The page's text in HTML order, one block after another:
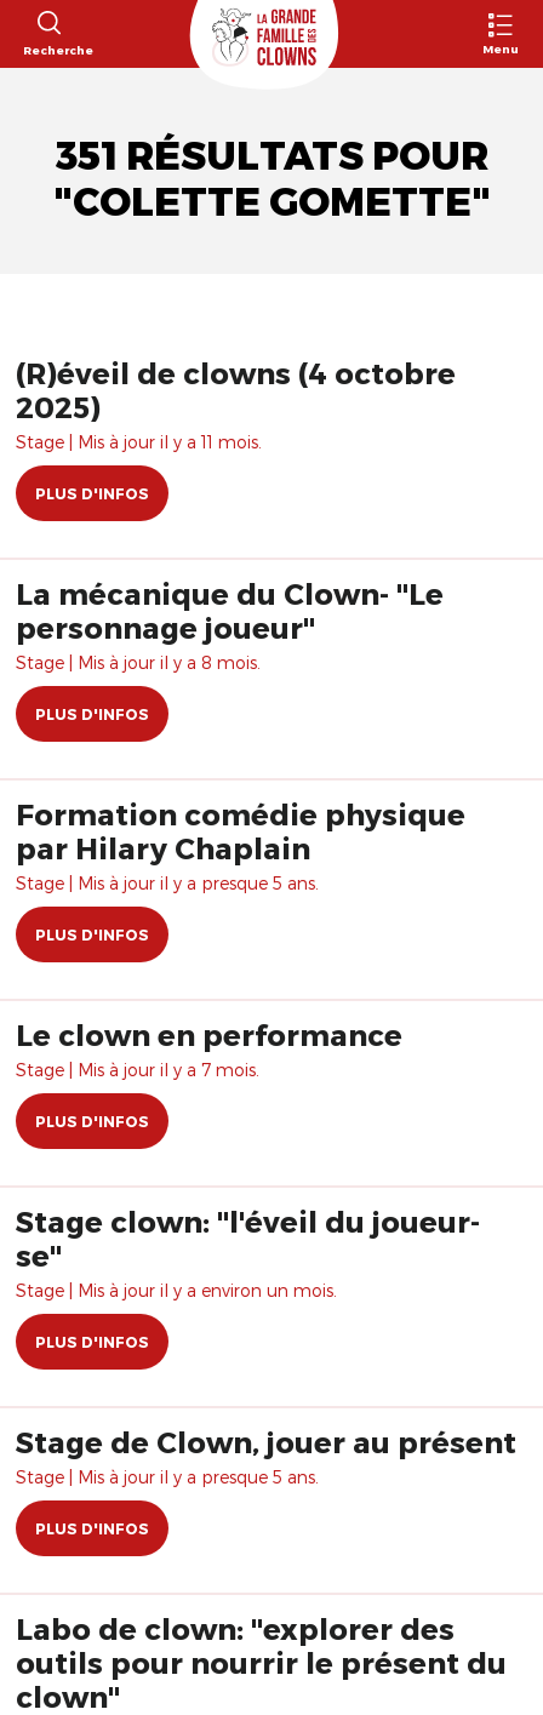
Recherche Menu
351 RÉSULTATS POUR
"COLETTE GOMETTE"
(R)éveil de clowns (4 octobre
2025)
Stage | Mis à jour il y a 11 mois.
PLUS D'INFOS
La mécanique du Clown- "Le
personnage joueur"
Stage | Mis à jour il y a 8 mois.
PLUS D'INFOS
Formation comédie physique
par Hilary Chaplain
Stage | Mis à jour il y a presque 5 ans.
PLUS D'INFOS
Le clown en performance
Stage | Mis à jour il y a 7 mois.
PLUS D'INFOS
Stage clown: "l'éveil du joueur-
se"
Stage | Mis à jour il y a environ un mois.
PLUS D'INFOS
Stage de Clown, jouer au présent
Stage | Mis à jour il y a presque 5 ans.
PLUS D'INFOS
Labo de clown: "explorer des
outils pour nourrir le présent du
clown"